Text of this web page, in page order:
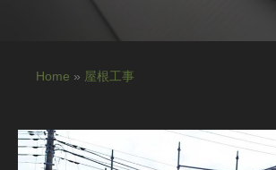
Home » 屋根工事